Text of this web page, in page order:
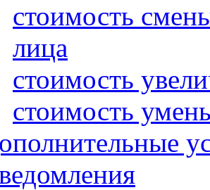
стоимость
лица
стоимость
стоимость